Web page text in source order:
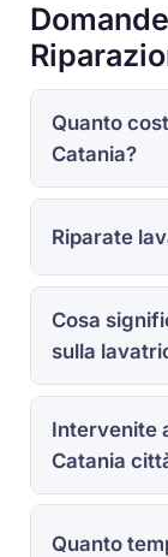
Quanto
Catania?
Riparate
Cosa
sulla
Intervenite
Catania
Quanto